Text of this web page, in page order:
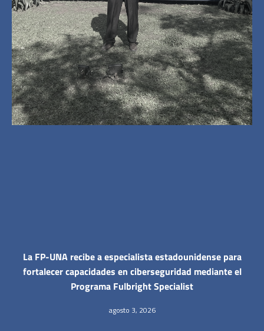
La FP-UNA recibe a especialista estadounidense para
fortalecer capacidades en ciberseguridad mediante el
Programa Fulbright Specialist
agosto 3, 2026